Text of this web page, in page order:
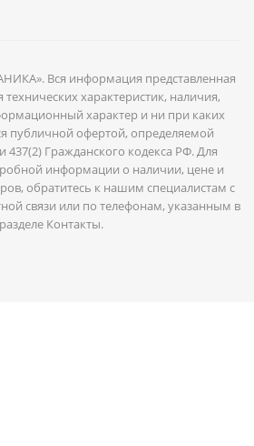
Вся информация представленная
характеристик, наличия,
характер и ни при каких
публичной офертой, определяемой
Гражданского кодекса РФ. Для
информации о наличии, цене и
обратитесь к нашим специалистам с
связи или по телефонам, указанным в
разделе Контакты.